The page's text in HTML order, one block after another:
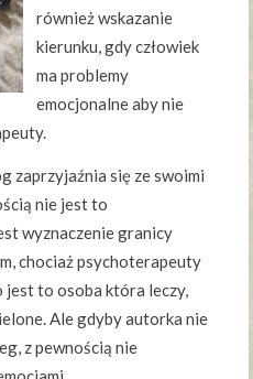
również wskazanie
kierunku, gdy człowiek
ma problemy
emocjonalne aby nie
zaprzyjaźnia się ze swoimi
nie jest to
wyznaczenie granicy
chociaż psychoterapeuty
jest to osoba która leczy,
Ale gdyby autorka nie
z pewnością nie